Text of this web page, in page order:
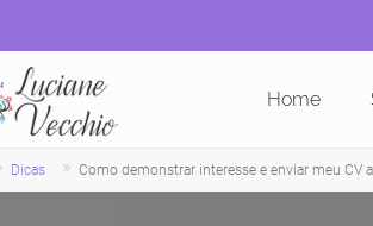
Home
Dicas Como demonstrar interesse e enviar meu CV